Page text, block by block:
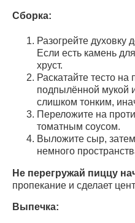
Сборка:
Разогрейте
Если есть камень
хруст.
Раскатайте тесто на
подпылённой мукой
слишком тонким,
Переложите на
томатным соусом.
Выложите сыр,
немного
Не перегружай пиццу
пропекание и сделает
Выпечка: